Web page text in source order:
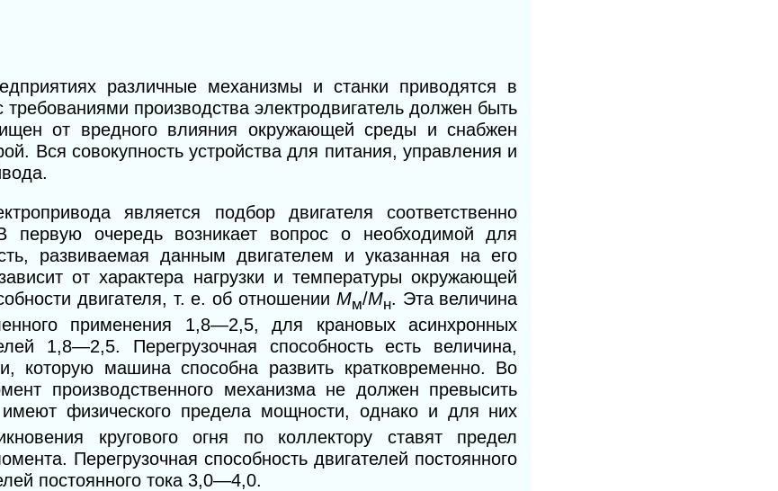
различные механизмы и станки приводятся в
производства электродвигатель должен быть
от вредного влияния окружающей среды и снабжен
Вся совокупность устройства для питания, управления и
является подбор двигателя соответственно
первую очередь возникает вопрос о необходимой для
развиваемая данным двигателем и указанная на его
от характера нагрузки и температуры окружающей
двигателя, т. е. об отношении Mм/Mн. Эта величина
применения 1,8—2,5, для крановых асинхронных
1,8—2,5. Перегрузочная способность есть величина,
которую машина способна развить кратковременно. Во
производственного механизма не должен превысить
имеют физического предела мощности, однако и для них
кругового огня по коллектору ставят предел
Перегрузочная способность двигателей постоянного
постоянного тока 3,0—4,0.